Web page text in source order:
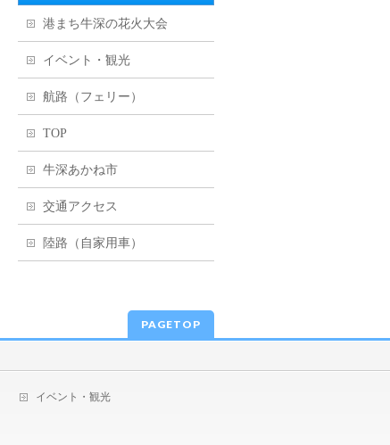
港まち牛深の花火大会
イベント・観光
航路（フェリー）
TOP
牛深あかね市
交通アクセス
陸路（自家用車）
PAGETOP
イベント・観光